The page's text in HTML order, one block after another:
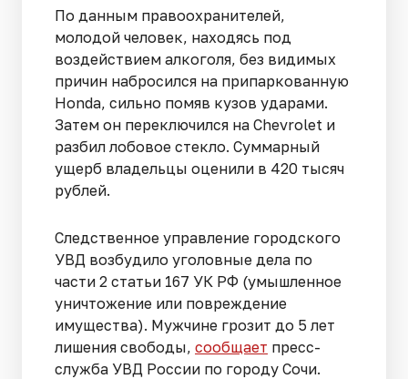
По данным правоохранителей,
молодой человек, находясь под
воздействием алкоголя, без видимых
причин набросился на припаркованную
Honda, сильно помяв кузов ударами.
Затем он переключился на Chevrolet и
разбил лобовое стекло. Суммарный
ущерб владельцы оценили в 420 тысяч
рублей.
Следственное управление городского
УВД возбудило уголовные дела по
части 2 статьи 167 УК РФ (умышленное
уничтожение или повреждение
имущества). Мужчине грозит до 5 лет
лишения свободы, сообщает пресс-
служба УВД России по городу Сочи.